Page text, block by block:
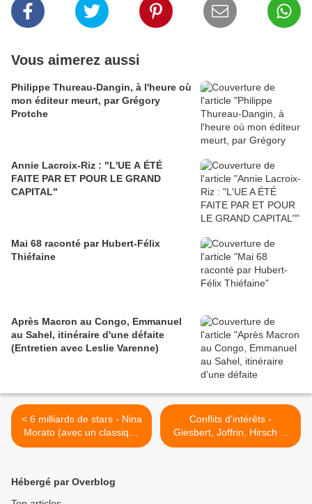
Vous aimerez aussi
Philippe Thureau-Dangin, à l'heure où
mon éditeur meurt, par Grégory
Protche
Annie Lacroix-Riz : "L'UE A ÉTÉ
FAITE PAR ET POUR LE GRAND
CAPITAL"
Mai 68 raconté par Hubert-Félix
Thiéfaine
Après Macron au Congo, Emmanuel
au Sahel, itinéraire d'une défaite
(Entretien avec Leslie Varenne)
< 6 milliards de stars - Nina
Morato (avec un classique
en bonus)
Conflits d'intérêts -
Giesbert, Joffrin, Hirsch et
Copé >
Hébergé par Overblog